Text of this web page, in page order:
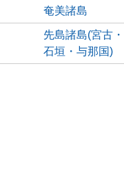
奄美諸島
先島諸島(宮古・
石垣・与那国)